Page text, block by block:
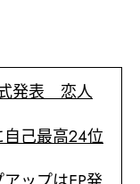
発表 恋人
自己最高24位